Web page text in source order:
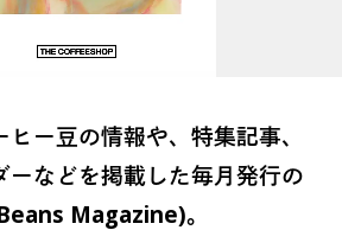
ー豆の情報や、特集記事、
ーなどを掲載した毎月発行の
Magazine)。